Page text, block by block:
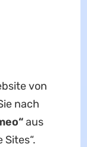
von
nach
aus